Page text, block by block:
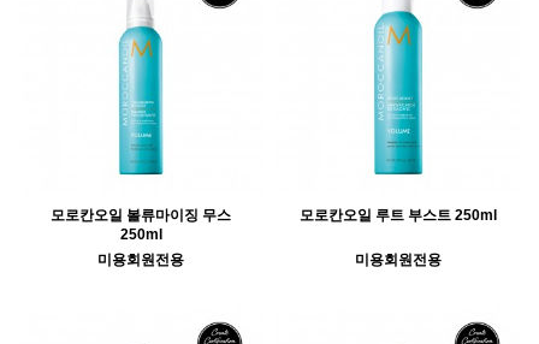
모로칸오일 볼류마이징 무스
250ml
미용회원전용
모로칸오일 루트 부스트 250ml
미용회원전용